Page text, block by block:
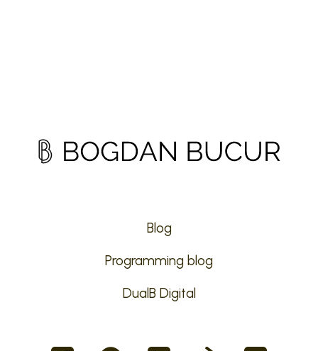
Blog
Programming blog
DualB Digital